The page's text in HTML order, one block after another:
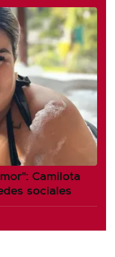
Camilota
sociales